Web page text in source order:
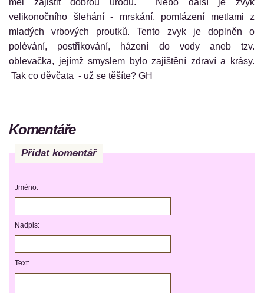
měl zajistit dobrou úrodu. Nebo další je zvyk
velikonočního šlehání - mrskání, pomlázení metlami z
mladých vrbových proutků. Tento zvyk je doplněn o
polévání, postřikování, házení do vody aneb tzv.
oblevačka, jejímž smyslem bylo zajištění zdraví a krásy.
Tak co děvčata - už se těšíte? GH
Komentáře
Přidat komentář
Jméno:
Nadpis:
Text: